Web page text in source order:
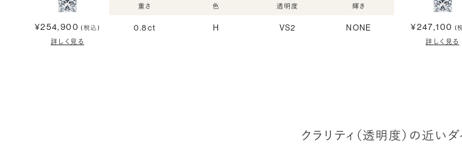
¥254,900 (税込)
詳しく見る
重さ
0.8ct
色
H
透明度
VS2
輝き
NONE ¥247,100 (
詳しく見る
クラリティ（透明度）の近い